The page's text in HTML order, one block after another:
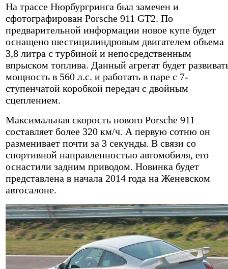
На трассе Нюрбургринга был замечен и
сфотографирован Porsche 911 GT2. По
предварительной информации новое купе будет
оснащено шестицилиндровым двигателем объема
3,8 литра с турбиной и непосредственным
впрыском топлива. Данный агрегат будет
мощность в 560 л.с. и работать в паре с 7-
ступенчатой коробкой передач с двойным
сцеплением.
Максимальная скорость нового Porsche 911
составляет более 320 км/ч. А первую сотню он
разменивает почти за 3 секунды. В связи со
спортивной направленностью автомобиля, его
оснастили задним приводом. Новинка будет
представлена в начала 2014 года на Женевском
автосалоне.